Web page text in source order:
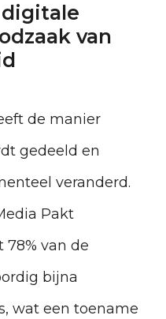
van
de manier
gedeeld en
veranderd.
Pakt
78% van de
bijna
wat een toename